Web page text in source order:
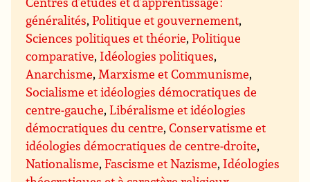
généralités,Politique et gouvernement,
Sciences politiques et théorie,Politique
comparative, Idéologies politiques,
Anarchisme,Marxisme et Communisme,
Socialisme et idéologies démocratiques de
centre-gauche,Libéralisme et idéologies
démocratiques du centre,Conservatisme et
idéologies démocratiques de centre-droite,
Nationalisme,Fascisme et Nazisme, Idéologies